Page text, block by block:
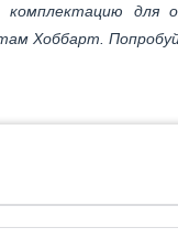
комплектацию для
Хоббарт.